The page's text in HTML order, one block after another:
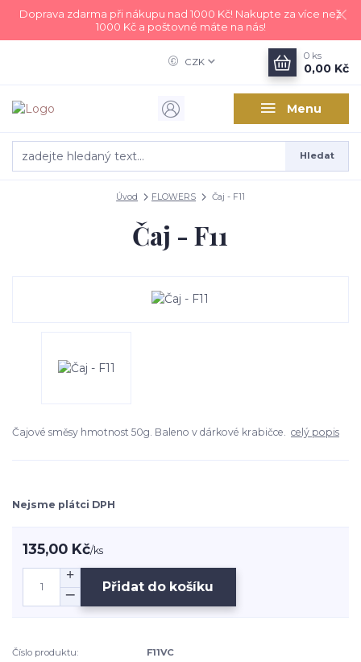
Doprava zdarma při nákupu nad 1000 Kč! Nakupte za více než
1000 Kč a poštovné máte na nás!
Menu
CZK
Hledat
0 ks
0,00 Kč
Úvod FLOWERS Čaj - F11
Čaj - F11
Čajové směsy hmotnost 50g. Baleno v dárkové krabičce. celý popis
Nejsme plátci DPH
135,00 Kč/ks
Přidat do košíku
Číslo produktu:
F11VC